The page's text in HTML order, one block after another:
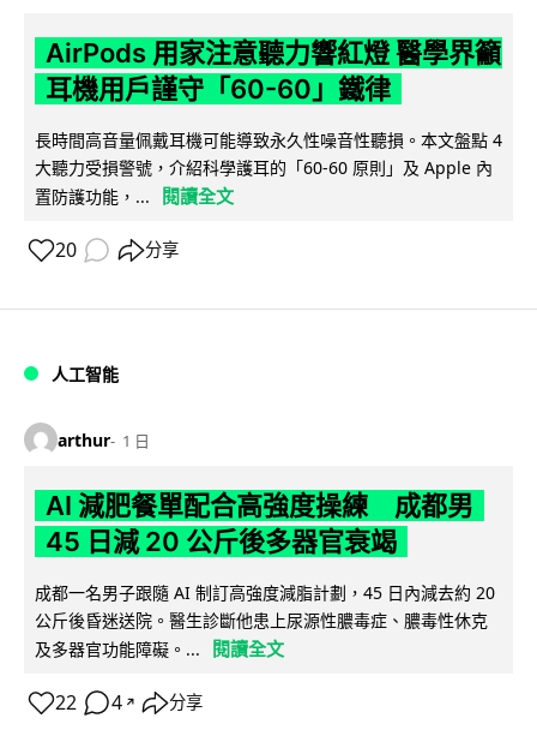
AirPods 用家注意聽力響紅燈 醫學界籲
耳機用戶謹守「60-60」鐵律
長時間高音量佩戴耳機可能導致永久性噪音性聽損。本文盤點 4
大聽力受損警號，介紹科學護耳的「60-60 原則」及 Apple 內
置防護功能，...
閱讀全文
20 分享
人工智能
arthur 1 日
AI 減肥餐單配合高強度操練 成都男
45 日減 20 公斤後多器官衰竭
成都一名男子跟隨 AI 制訂高強度減脂計劃，45 日內減去約 20
公斤後昏迷送院。醫生診斷他患上尿源性膿毒症、膿毒性休克
及多器官功能障礙。...
閱讀全文
22 4 ↗ 分享